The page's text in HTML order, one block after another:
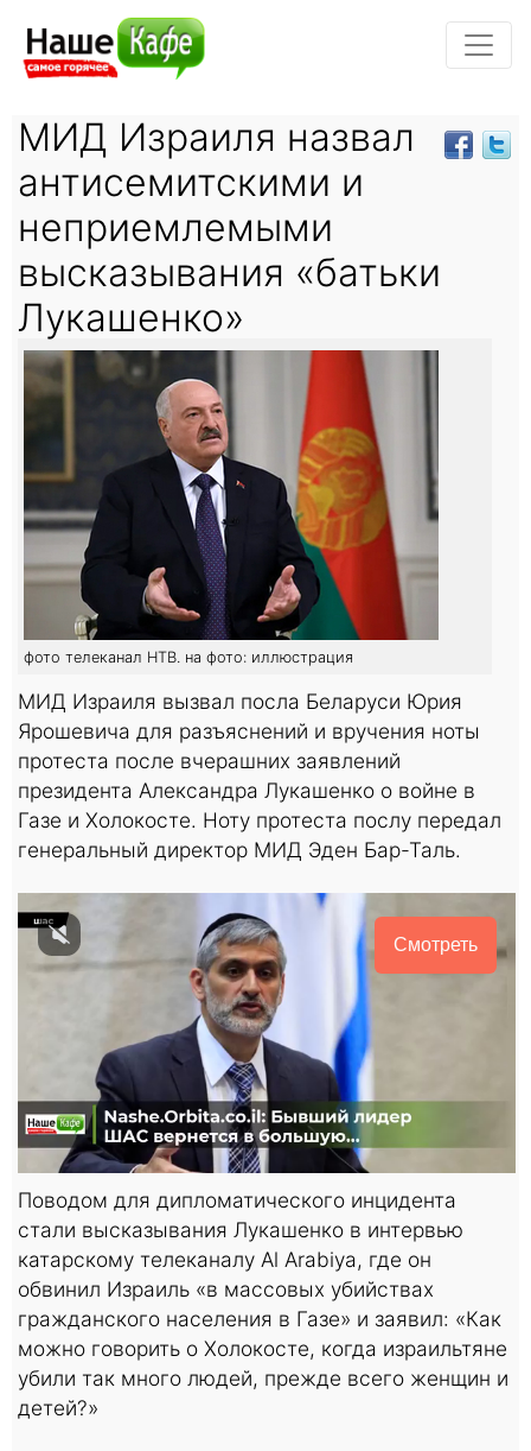
МИД Израиля назвал
антисемитскими и
неприемлемыми
высказывания «батьки
Лукашенко»
фото телеканал НТВ. на фото: иллюстрация
МИД Израиля вызвал посла Беларуси Юрия
Ярошевича для разъяснений и вручения ноты
протеста после вчерашних заявлений
президента Александра Лукашенко о войне в
Газе и Холокосте. Ноту протеста послу передал
генеральный директор МИД Эден Бар-Таль.
Смотреть
Поводом для дипломатического инцидента
стали высказывания Лукашенко в интервью
катарскому телеканалу Al Arabiya, где он
обвинил Израиль «в массовых убийствах
гражданского населения в Газе» и заявил: «Как
можно говорить о Холокосте, когда израильтяне
убили так много людей, прежде всего женщин и
детей?»